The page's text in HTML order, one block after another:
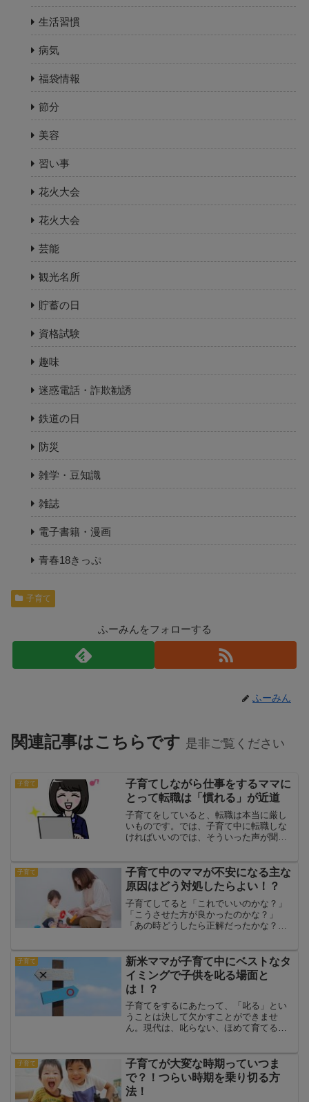
生活習慣
病気
福袋情報
節分
美容
習い事
花火大会
花火大会
芸能
観光名所
貯蓄の日
資格試験
趣味
迷惑電話・詐欺勧誘
鉄道の日
防災
雑学・豆知識
雑誌
電子書籍・漫画
青春18きっぷ
子育て
ふーみんをフォローする
ふーみん
関連記事はこちらです 是非ご覧ください
子育て
子育てしながら仕事をするママに
とって転職は「慣れる」が近道
子育てをしていると、転職は本当に厳し
いものです。では、子育て中に転職しな
ければいいのでは、そういった声が聞こ
どうしても子育て中に転職が発生する場
合もあります。例えば、パ...
子育て
子育て中のママが不安になる主な
原因はどう対処したらよい！？
子育てしてると「これでいいのかな？」
「こうさせた方が良かったのかな？」
「あの時どうしたら正解だったかな？」
の子育ての時は不安でいっぱい。この不
安はなぜ止まらないのか？ど...
子育て
新米ママが子育て中にベストなタ
イミングで子供を叱る場面と
は！？
子育てをするにあたって、「叱る」とい
うことは決して欠かすことができませ
ん。現代は、叱らない、ほめて育てると
なか省くことができないものです。例え
ば、叱らない教育を実践して...
子育て
子育てが大変な時期っていつま
で？！つらい時期を乗り切る方
法！